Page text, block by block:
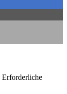
Erforderliche